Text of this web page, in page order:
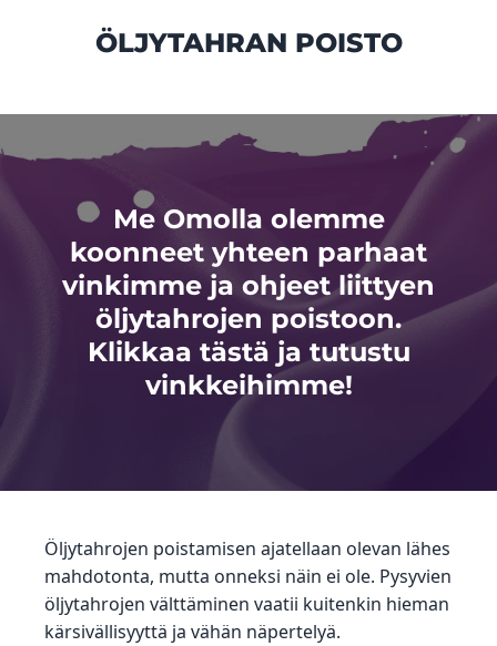
ÖLJYTAHRAN POISTO
Me Omolla olemme
koonneet yhteen parhaat
vinkimme ja ohjeet liittyen
öljytahrojen poistoon.
Klikkaa tästä ja tutustu
vinkkeihimme!
Öljytahrojen poistamisen ajatellaan olevan lähes
mahdotonta, mutta onneksi näin ei ole. Pysyvien
öljytahrojen välttäminen vaatii kuitenkin hieman
kärsivällisyyttä ja vähän näpertelyä.